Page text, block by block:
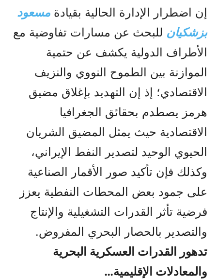
إن اضطرار الإدارة الحالية بقيادة مسعود
بزشكيان للبحث عن مسارات تفاوضية مع
الأطراف الدولية يكشف عن حتمية
الموازنة بين الطموح النووي والنزيف
الاقتصادي؛ إذ إن التهديد بإغلاق مضيق
هرمز يصطدم بحقائق الجغرافيا
الاقتصادية حيث يمثل المضيق الشريان
الحيوي الوحيد لتصدير النفط الإيراني،
وكذلك فإن تأكيد صور الأقمار الصناعية
على جمود بعض المحطات النفطية يعزز
فرضية تأثر القدرات التشغيلية والإنتاج
والتصدير بالحصار البحري المفروض.
تدهور القدرات العسكرية البحرية
والمعادلات الإقليمية…